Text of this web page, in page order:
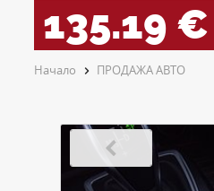
135.19 €
Начало ПРОДАЖА АВТО